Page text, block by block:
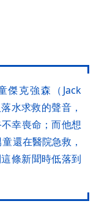
傑克強森（Jack
水求救的聲音，
幸喪命；而他想
還在醫院急救，
條新聞時低落到